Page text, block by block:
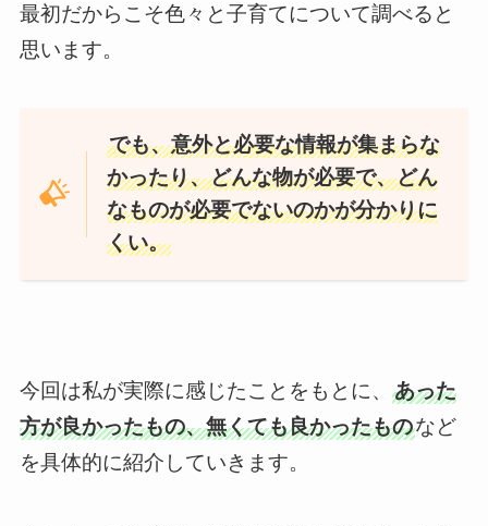
最初だからこそ色々と子育てについて調べると
思います。
でも、意外と必要な情報が集まらな
かったり、どんな物が必要で、どん
なものが必要でないのかが分かりに
くい。
今回は私が実際に感じたことをもとに、 あった
方が良かったもの、無くても良かったものなど
を具体的に紹介していきます。